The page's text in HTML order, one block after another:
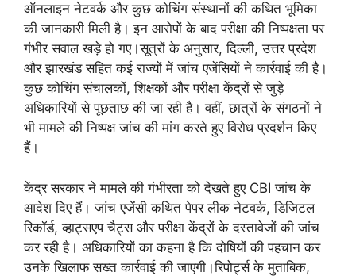
ऑनलाइन नेटवर्क और कुछ कोचिंग संस्थानों की कथित भूमिका
की जानकारी मिली है। इन आरोपों के बाद परीक्षा की निष्पक्षता पर
गंभीर सवाल खड़े हो गए।सूत्रों के अनुसार, दिल्ली, उत्तर प्रदेश
और झारखंड सहित कई राज्यों में जांच एजेंसियों ने कार्रवाई की है।
कुछ कोचिंग संचालकों, शिक्षकों और परीक्षा केंद्रों से जुड़े
अधिकारियों से पूछताछ की जा रही है। वहीं, छात्रों के संगठनों ने
भी मामले की निष्पक्ष जांच की मांग करते हुए विरोध प्रदर्शन किए
हैं।
केंद्र सरकार ने मामले की गंभीरता को देखते हुए CBI जांच के
आदेश दिए हैं। जांच एजेंसी कथित पेपर लीक नेटवर्क, डिजिटल
रिकॉर्ड, व्हाट्सएप चैट्स और परीक्षा केंद्रों के दस्तावेजों की जांच
कर रही है। अधिकारियों का कहना है कि दोषियों की पहचान कर
उनके खिलाफ सख्त कार्रवाई की जाएगी।रिपोर्ट्स के मुताबिक,